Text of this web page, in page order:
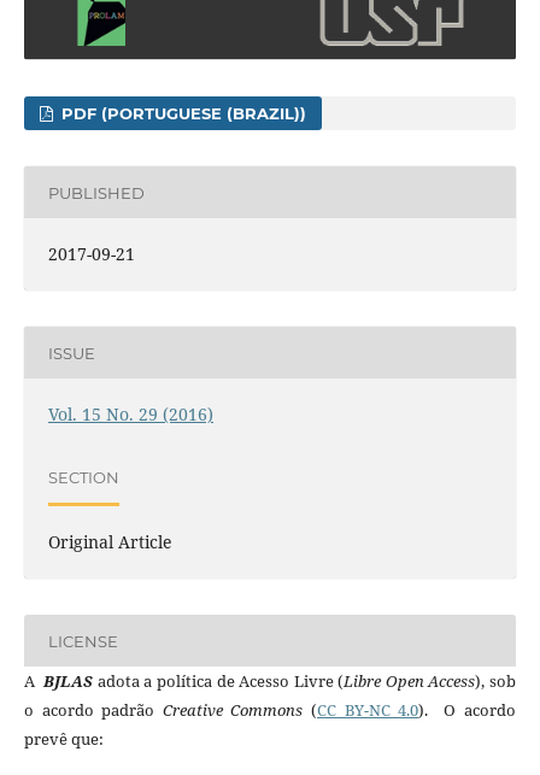
PDF (PORTUGUESE (BRAZIL))
PUBLISHED
2017-09-21
ISSUE
Vol. 15 No. 29 (2016)
SECTION
Original Article
LICENSE
ABJLAS adota a política de Acesso Livre (Libre Open Access), sob
o acordo padrão Creative Commons (CC BY-NC 4.0). O acordo
prevê que: